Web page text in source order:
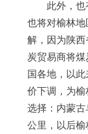
也将对榆林
解，因为陕
炭贸易商将
国各地，以
价下调，为
选择：内蒙
公里，以后